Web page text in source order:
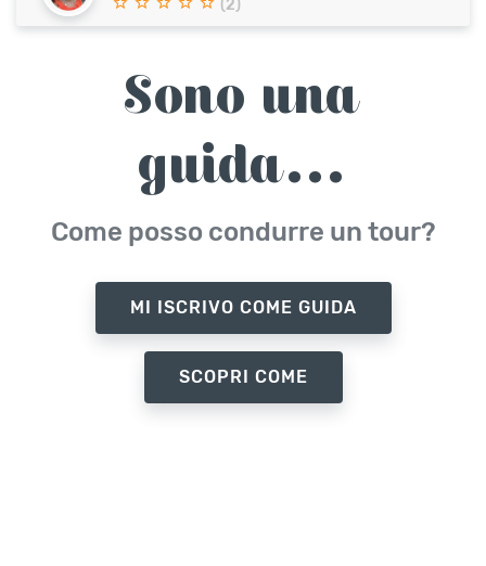
(2)
Sono una
guida...
Come posso condurre un tour?
MI ISCRIVO COME GUIDA
SCOPRI COME